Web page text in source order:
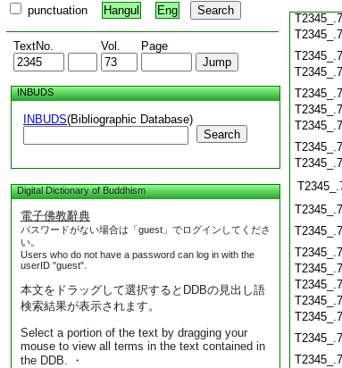
punctuation Hangul Eng
TextNo. Vol. Page
INBUDS
INBUDS(Bibliographic Database)
Search
Digital Dictionary of Buddhism
電子佛教辭典
パスワードがない場合は「guest」でログインしてくださ
い。
Users who do not have a password can log in with the
userID "guest".
本文をドラッグして選択するとDDBの見出し語
検索結果が表示されます。
Select a portion of the text by dragging your
mouse to view all terms in the text contained in
the DDB. ・